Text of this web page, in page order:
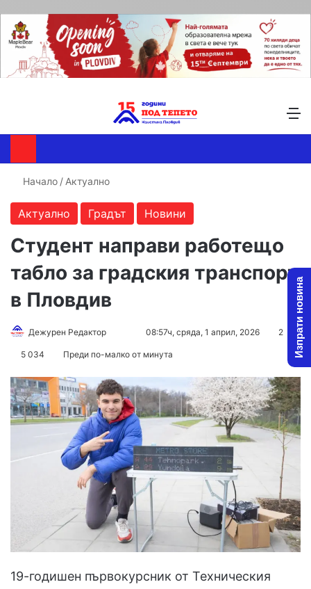
Начало / Актуално
Актуално Градът Новини
Студент направи работещо
табло за градския транспорт
в Пловдив
Дежурен Редактор
Send08:57ч, сряда, 1 април, 2026 2
5 034 Преди по-малко от минута
19-годишен първокурсник от Техническия
Изпрати новина